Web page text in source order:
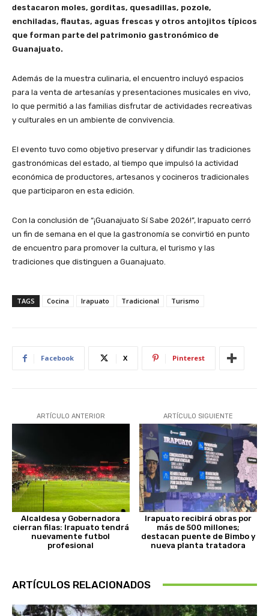
destacaron moles, gorditas, quesadillas, pozole,
enchiladas, flautas, aguas frescas y otros antojitos típicos
que forman parte del patrimonio gastronómico de
Guanajuato.
Además de la muestra culinaria, el encuentro incluyó espacios
para la venta de artesanías y presentaciones musicales en vivo,
lo que permitió a las familias disfrutar de actividades recreativas
y culturales en un ambiente de convivencia.
El evento tuvo como objetivo preservar y difundir las tradiciones
gastronómicas del estado, al tiempo que impulsó la actividad
económica de productores, artesanos y cocineros tradicionales
que participaron en esta edición.
Con la conclusión de “¡Guanajuato Sí Sabe 2026!”, Irapuato cerró
un fin de semana en el que la gastronomía se convirtió en punto
de encuentro para promover la cultura, el turismo y las
tradiciones que distinguen a Guanajuato.
TAGS Cocina Irapuato Tradicional Turismo
Facebook X Pinterest
ARTÍCULO ANTERIOR
Alcaldesa y Gobernadora
cierran filas: Irapuato tendrá
nuevamente futbol
profesional
ARTÍCULO SIGUIENTE
Irapuato recibirá obras por
más de 500 millones;
destacan puente de Bimbo y
nueva planta tratadora
ARTÍCULOS RELACIONADOS